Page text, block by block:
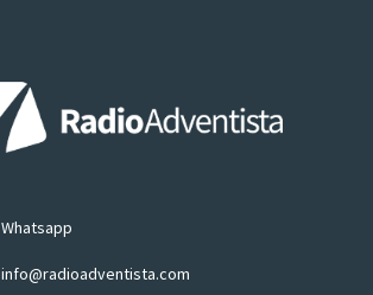
Whatsapp
info@radioadventista.com